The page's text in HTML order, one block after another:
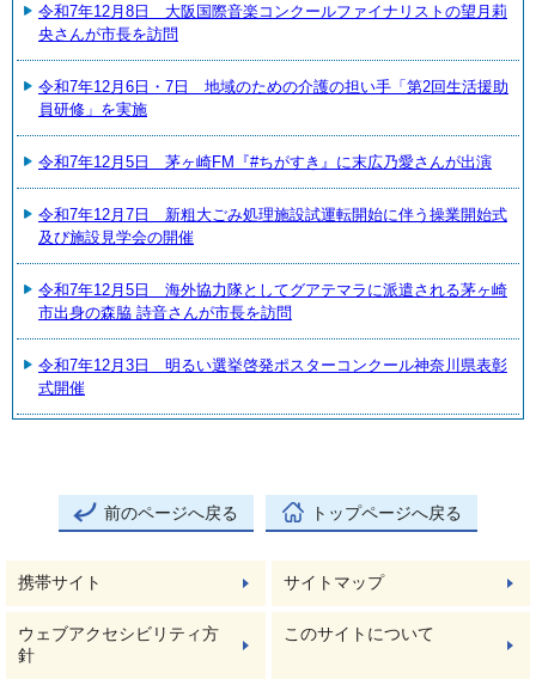
令和7年12月8日 大阪国際音楽コンクールファイナリストの望月莉
央さんが市長を訪問
令和7年12月6日・7日 地域のための介護の担い手「第2回生活援助
員研修」を実施
令和7年12月5日 茅ヶ崎FM『#ちがすき』に末広乃愛さんが出演
令和7年12月7日 新粗大ごみ処理施設試運転開始に伴う操業開始式
及び施設見学会の開催
令和7年12月5日 海外協力隊としてグアテマラに派遣される茅ヶ崎
市出身の森脇 詩音さんが市長を訪問
令和7年12月3日 明るい選挙啓発ポスターコンクール神奈川県表彰
式開催
前のページへ戻る トップページへ戻る
携帯サイト サイトマップ
ウェブアクセシビリティ方
針
このサイトについて